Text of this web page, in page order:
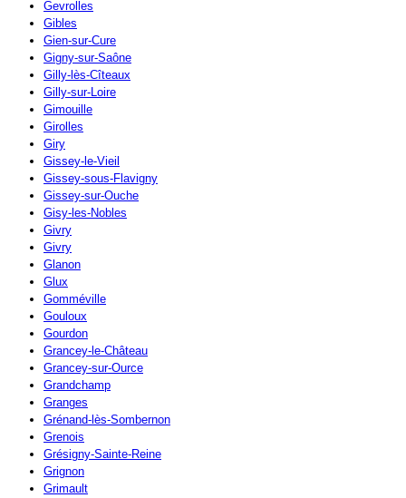
Gevrolles
Gibles
Gien-sur-Cure
Gigny-sur-Saône
Gilly-lès-Cîteaux
Gilly-sur-Loire
Gimouille
Girolles
Giry
Gissey-le-Vieil
Gissey-sous-Flavigny
Gissey-sur-Ouche
Gisy-les-Nobles
Givry
Givry
Glanon
Glux
Gomméville
Gouloux
Gourdon
Grancey-le-Château
Grancey-sur-Ource
Grandchamp
Granges
Grénand-lès-Sombernon
Grenois
Grésigny-Sainte-Reine
Grignon
Grimault